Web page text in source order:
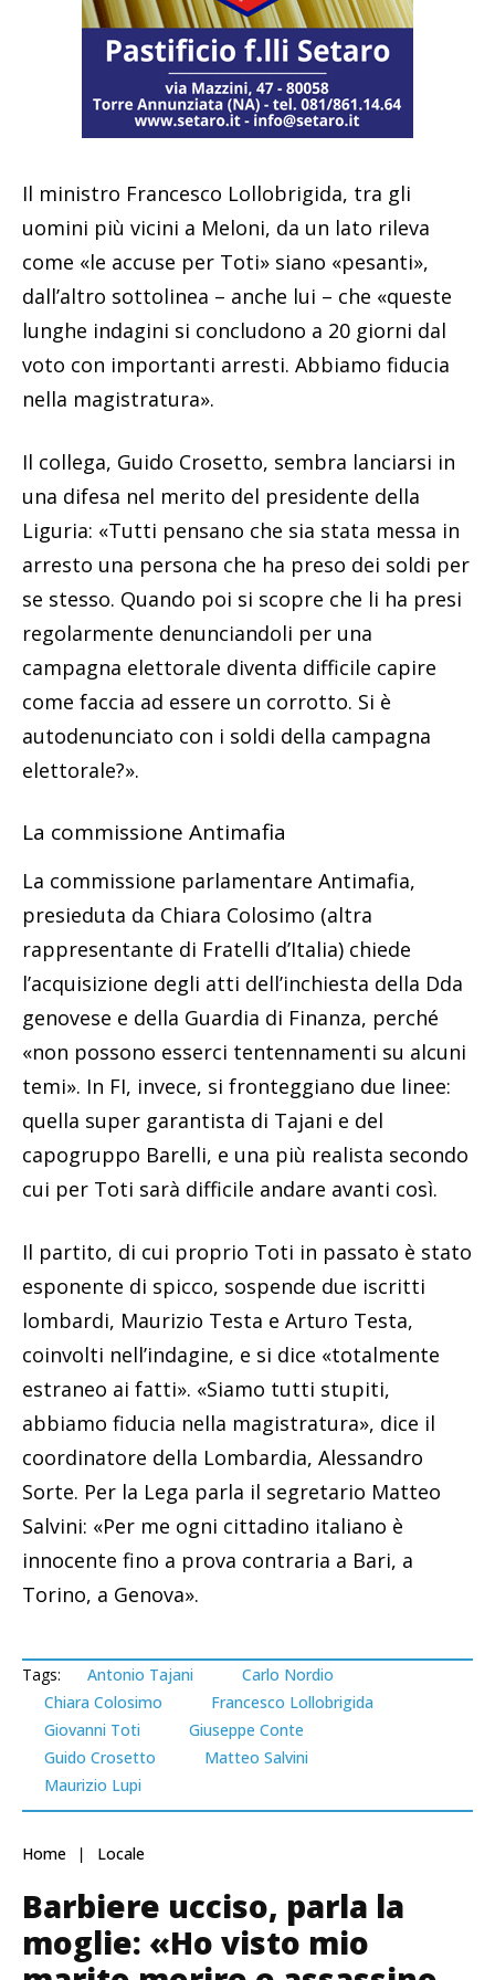
Il ministro Francesco Lollobrigida, tra gli
uomini più vicini a Meloni, da un lato rileva
come «le accuse per Toti» siano «pesanti»,
dall’altro sottolinea – anche lui – che «queste
lunghe indagini si concludono a 20 giorni dal
voto con importanti arresti. Abbiamo fiducia
nella magistratura».
Il collega, Guido Crosetto, sembra lanciarsi in
una difesa nel merito del presidente della
Liguria: «Tutti pensano che sia stata messa in
arresto una persona che ha preso dei soldi per
se stesso. Quando poi si scopre che li ha presi
regolarmente denunciandoli per una
campagna elettorale diventa difficile capire
come faccia ad essere un corrotto. Si è
autodenunciato con i soldi della campagna
elettorale?».
La commissione Antimafia
La commissione parlamentare Antimafia,
presieduta da Chiara Colosimo (altra
rappresentante di Fratelli d’Italia) chiede
l’acquisizione degli atti dell’inchiesta della Dda
genovese e della Guardia di Finanza, perché
«non possono esserci tentennamenti su alcuni
temi». In FI, invece, si fronteggiano due linee:
quella super garantista di Tajani e del
capogruppo Barelli, e una più realista secondo
cui per Toti sarà difficile andare avanti così.
Il partito, di cui proprio Toti in passato è stato
esponente di spicco, sospende due iscritti
lombardi, Maurizio Testa e Arturo Testa,
coinvolti nell’indagine, e si dice «totalmente
estraneo ai fatti». «Siamo tutti stupiti,
abbiamo fiducia nella magistratura», dice il
coordinatore della Lombardia, Alessandro
Sorte. Per la Lega parla il segretario Matteo
Salvini: «Per me ogni cittadino italiano è
innocente fino a prova contraria a Bari, a
Torino, a Genova».
Tags: Antonio Tajani
Carlo Nordio
Chiara Colosimo
Francesco Lollobrigida
Giovanni Toti
Giuseppe Conte
Guido Crosetto
Matteo Salvini
Maurizio Lupi
Home Locale
Barbiere ucciso, parla la
moglie: «Ho visto mio